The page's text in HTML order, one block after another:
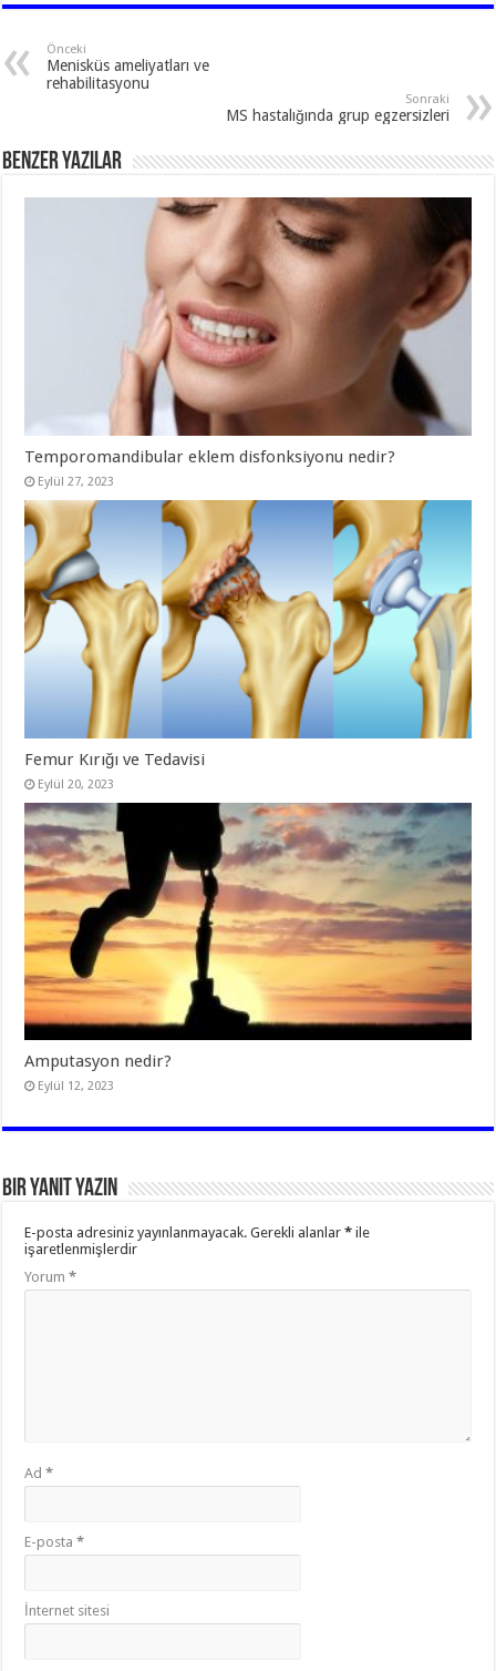
Önceki
Menisküs ameliyatları ve
rehabilitasyonu
Sonraki
MS hastalığında grup egzersizleri
Benzer Yazılar
Temporomandibular eklem disfonksiyonu nedir?
Eylül 27, 2023
Femur Kırığı ve Tedavisi
Eylül 20, 2023
Amputasyon nedir?
Eylül 12, 2023
Bir yanıt yazın
E-posta adresiniz yayınlanmayacak. Gerekli alanlar* ile
işaretlenmişlerdir
Yorum*
Ad*
E-posta*
İnternet sitesi